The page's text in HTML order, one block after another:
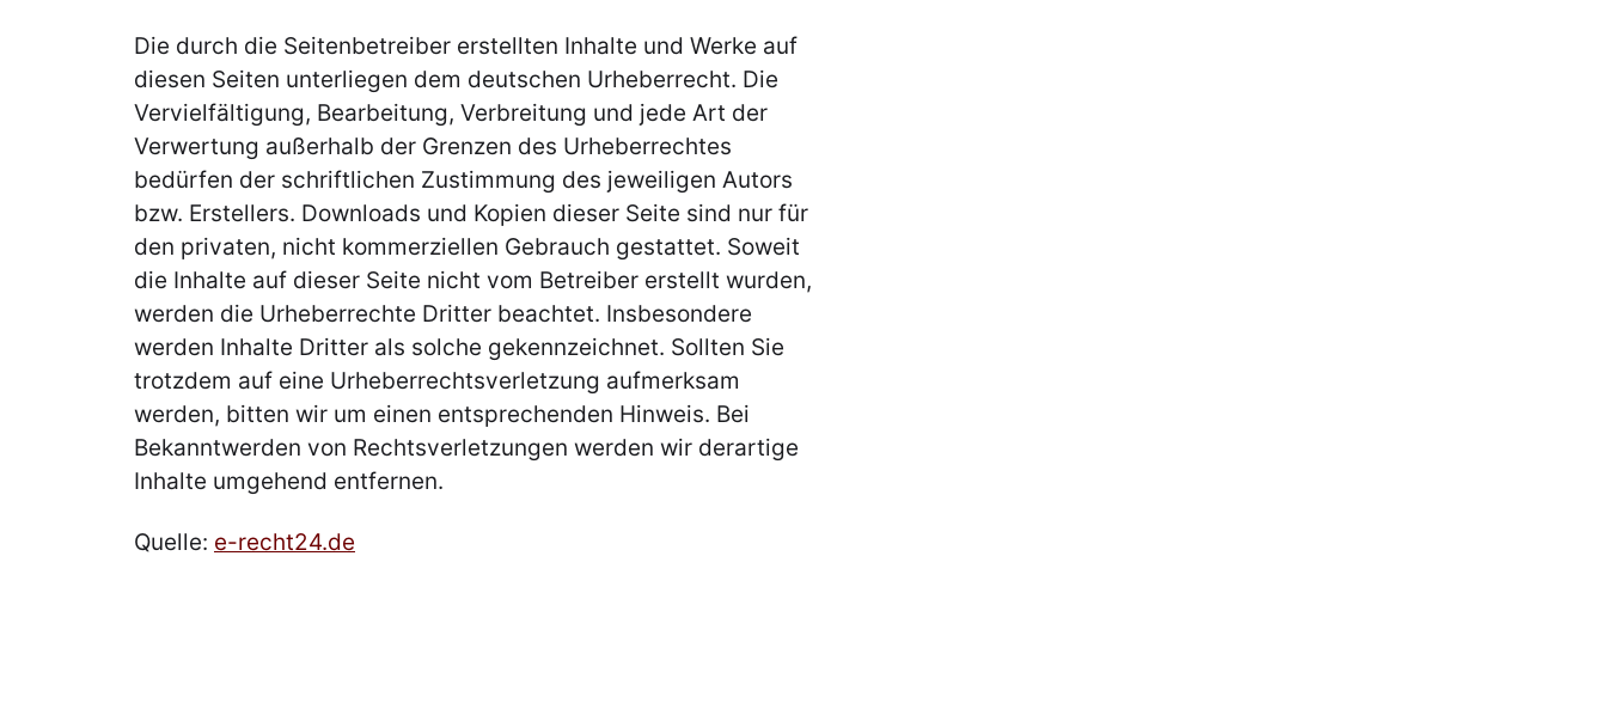
Die durch die Seitenbetreiber erstellten Inhalte und Werke auf
diesen Seiten unterliegen dem deutschen Urheberrecht. Die
Vervielfältigung, Bearbeitung, Verbreitung und jede Art der
Verwertung außerhalb der Grenzen des Urheberrechtes
bedürfen der schriftlichen Zustimmung des jeweiligen Autors
bzw. Erstellers. Downloads und Kopien dieser Seite sind nur für
den privaten, nicht kommerziellen Gebrauch gestattet. Soweit
die Inhalte auf dieser Seite nicht vom Betreiber erstellt wurden,
werden die Urheberrechte Dritter beachtet. Insbesondere
werden Inhalte Dritter als solche gekennzeichnet. Sollten Sie
trotzdem auf eine Urheberrechtsverletzung aufmerksam
werden, bitten wir um einen entsprechenden Hinweis. Bei
Bekanntwerden von Rechtsverletzungen werden wir derartige
Inhalte umgehend entfernen.
Quelle: e-recht24.de